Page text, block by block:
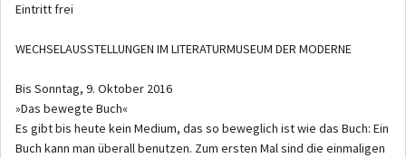
Eintritt frei
WECHSELAUSSTELLUNGEN IM LITERATURMUSEUM DER MODERNE
Bis Sonntag, 9. Oktober 2016
»Das bewegte Buch«
Es gibt bis heute kein Medium, das so beweglich ist wie das Buch: Ein
Buch kann man überall benutzen. Zum ersten Mal sind die einmaligen